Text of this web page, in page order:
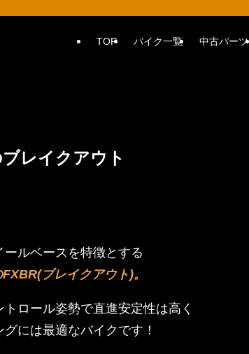
TOP バイク一覧 中古パーツ
レイクアウト
ルベースを特徴とする
ブレイクアウト)。
ロール姿勢で直進安定性は高く
には最適なバイクです！